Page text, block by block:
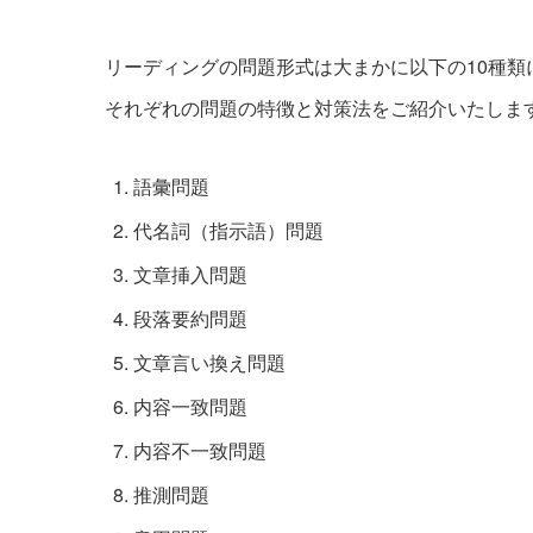
リーディングの問題形式は大まかに以下の10種類
それぞれの問題の特徴と対策法をご紹介いたしま
語彙問題
代名詞（指示語）問題
文章挿入問題
段落要約問題
文章言い換え問題
内容一致問題
内容不一致問題
推測問題